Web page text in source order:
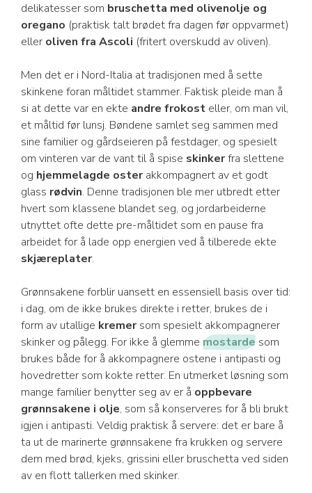
delikatesser som bruschetta med olivenolje og
oregano (praktisk talt brødet fra dagen før oppvarmet)
eller oliven fra Ascoli (fritert overskudd av oliven).
Men det er i Nord-Italia at tradisjonen med å sette
skinkene foran måltidet stammer. Faktisk pleide man å
si at dette var en ekte andre frokost eller, om man vil,
et måltid før lunsj. Bøndene samlet seg sammen med
sine familier og gårdseieren på festdager, og spesielt
om vinteren var de vant til å spise skinkerfra slettene
og hjemmelagde osterakkompagnert av et godt
glass rødvin. Denne tradisjonen ble mer utbredt etter
hvert som klassene blandet seg, og jordarbeiderne
utnyttet ofte dette pre-måltidet som en pause fra
arbeidet for å lade opp energien ved å tilberede ekte
skjæreplater.
Grønnsakene forblir uansett en essensiell basis over tid:
i dag, om de ikke brukes direkte i retter, brukes de i
form av utallige kremersom spesielt akkompagnerer
skinker og pålegg. For ikke å glemme mostarde som
brukes både for å akkompagnere ostene i antipasti og
hovedretter som kokte retter. En utmerket løsning som
mange familier benytter seg av er å oppbevare
grønnsakene i olje, som så konserveres for å bli brukt
igjen i antipasti. Veldig praktisk å servere: det er bare å
ta ut de marinerte grønnsakene fra krukken og servere
dem med brød, kjeks, grissini eller bruschetta ved siden
av en flott tallerken med skinker.